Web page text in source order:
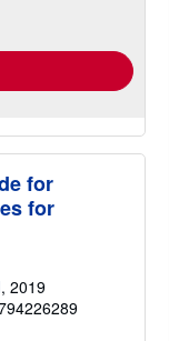
for
for
, 2019